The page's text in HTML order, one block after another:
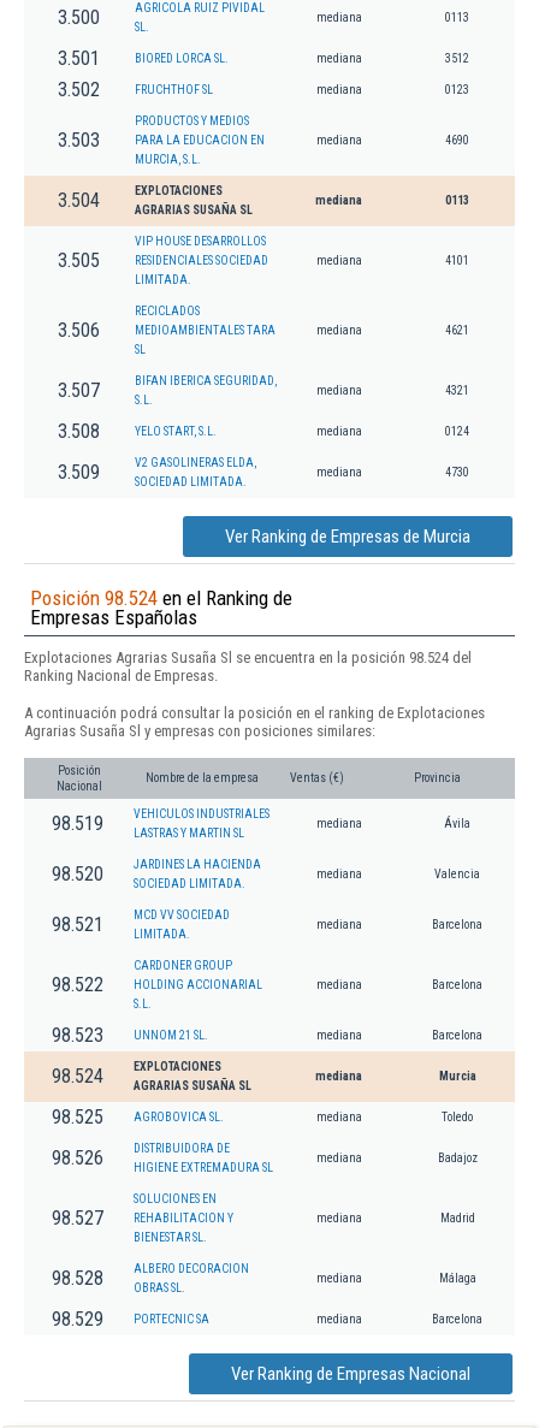
3.500
AGRICOLA RUIZ PIVIDAL
SL.
mediana 0113
3.501 BIORED LORCA SL. mediana 3512
3.502 FRUCHTHOF SL mediana 0123
3.503
PRODUCTOS Y MEDIOS
PARA LA EDUCACION EN
MURCIA, S.L.
mediana 4690
3.504
EXPLOTACIONES
AGRARIAS SUSAÑA SL
mediana 0113
3.505
VIP HOUSE DESARROLLOS
RESIDENCIALES SOCIEDAD
LIMITADA.
mediana 4101
3.506
RECICLADOS
MEDIOAMBIENTALES TARA
SL
mediana 4621
3.507
BIFAN IBERICA SEGURIDAD,
S.L.
mediana 4321
3.508 YELO START, S.L. mediana 0124
3.509
V2 GASOLINERAS ELDA,
SOCIEDAD LIMITADA.
mediana 4730
Ver Ranking de Empresas de Murcia
Posición 98.524 en el Ranking de
Empresas Españolas
Explotaciones Agrarias Susaña Sl se encuentra en la posición 98.524 del
Ranking Nacional de Empresas.
A continuación podrá consultar la posición en el ranking de Explotaciones
Agrarias Susaña Sl y empresas con posiciones similares:
Posición
Nacional
Nombre de la empresa Ventas (€) Provincia
98.519
VEHICULOS INDUSTRIALES
LASTRAS Y MARTIN SL
mediana Ávila
98.520
JARDINES LA HACIENDA
SOCIEDAD LIMITADA.
mediana Valencia
98.521
MCD VV SOCIEDAD
LIMITADA.
mediana Barcelona
98.522
CARDONER GROUP
HOLDING ACCIONARIAL
S.L.
mediana Barcelona
98.523 UNNOM 21 SL. mediana Barcelona
98.524
EXPLOTACIONES
AGRARIAS SUSAÑA SL
mediana Murcia
98.525 AGROBOVICA SL. mediana Toledo
98.526
DISTRIBUIDORA DE
HIGIENE EXTREMADURA SL
mediana Badajoz
98.527
SOLUCIONES EN
REHABILITACION Y
BIENESTAR SL.
mediana Madrid
98.528
ALBERO DECORACION
OBRAS SL.
mediana Málaga
98.529 PORTECNIC SA mediana Barcelona
Ver Ranking de Empresas Nacional